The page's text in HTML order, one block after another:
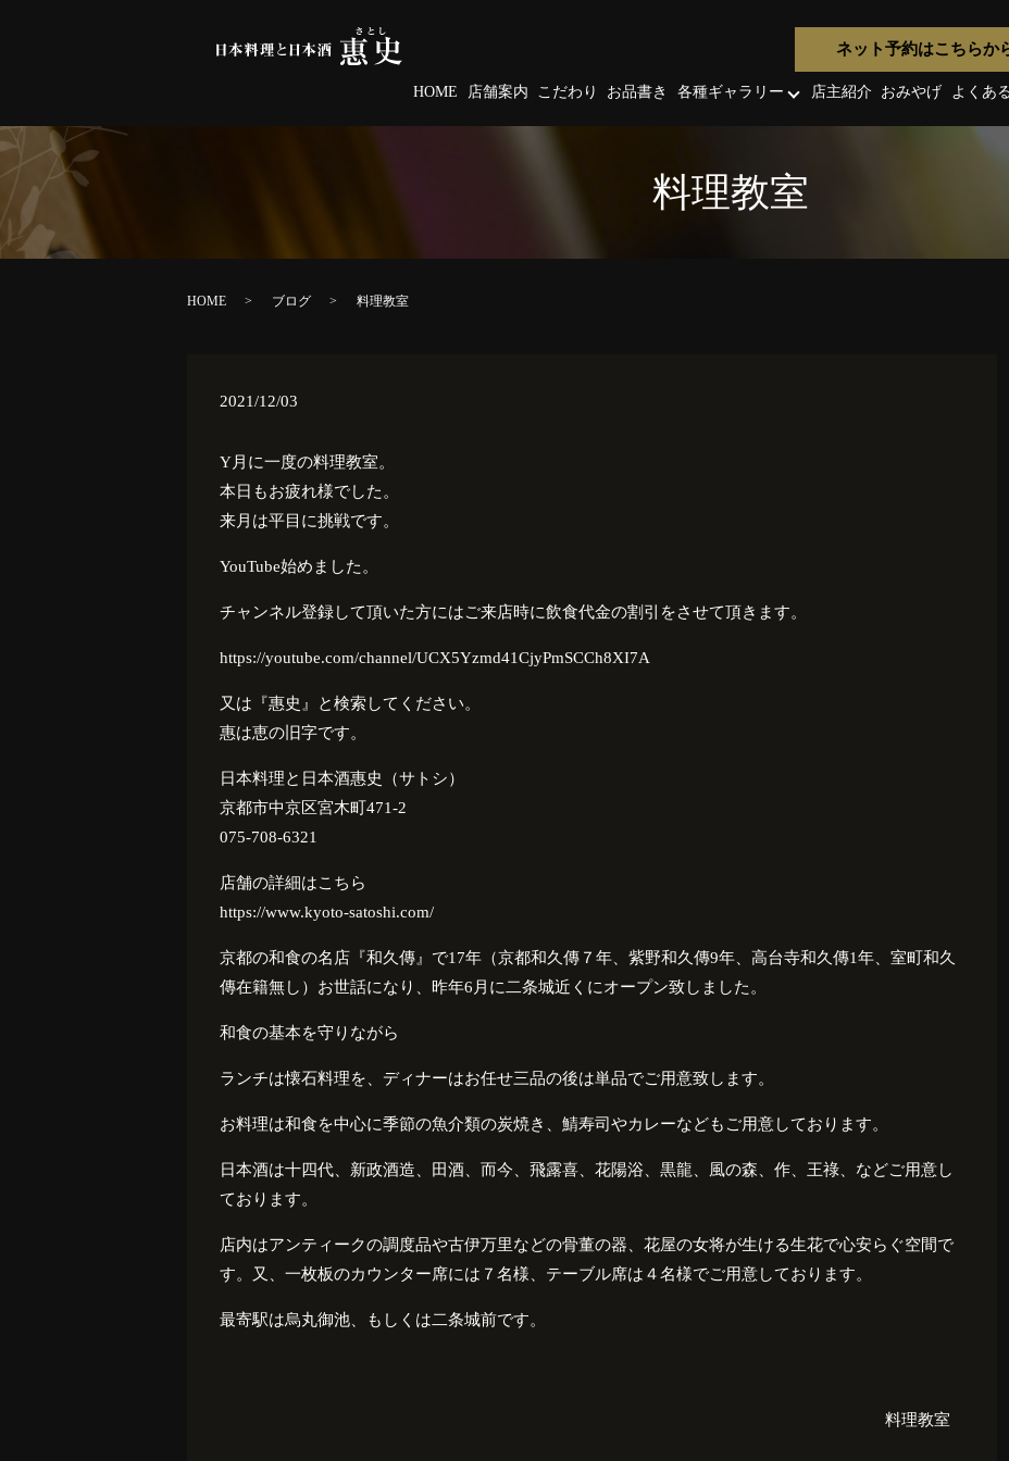
HOME 店舗案内 こだわり お品書き 各種ギャラリー 店主紹介 おみやげ よくあ
ネット予約はこちらか
料理教室
HOME ブログ 料理教室
2021/12/03
Υ月に一度の料理教室。
本日もお疲れ様でした。
来月は平目に挑戦です。
YouTube始めました。
チャンネル登録して頂いた方にはご来店時に飲食代金の割引をさせて頂きます。
https://youtube.com/channel/UCX5Yzmd41CjyPmSCCh8XI7A
又は『惠史』と検索してください。
惠は恵の旧字です。
日本料理と日本酒惠史（サトシ）
京都市中京区宮木町471-2
075-708-6321
店舗の詳細はこちら
https://www.kyoto-satoshi.com/
京都の和食の名店『和久傳』で17年（京都和久傳７年、紫野和久傳9年、高台寺和久傳1年、室町和久
傳在籍無し）お世話になり、昨年6 月に二条城近くにオープン致しました。
和食の基本を守りながら
ランチは懐石料理を、ディナーはお任せ三品の後は単品でご用意致します。
お料理は和食を中心に季節の魚介類の炭焼き、鯖寿司やカレーなどもご用意しております。
日本酒は十四代、新政酒造、田酒、而今、飛露喜、花陽浴、黒龍、風の森、作、王祿、などご用意し
ております。
店内はアンティークの調度品や古伊万里などの骨董の器、花屋の女将が生ける生花で心安らぐ空間で
す。又、一枚板のカウンター席には７名様、テーブル席は４名様でご用意しております。
最寄駅は烏丸御池、もしくは二条城前です。
料理教室